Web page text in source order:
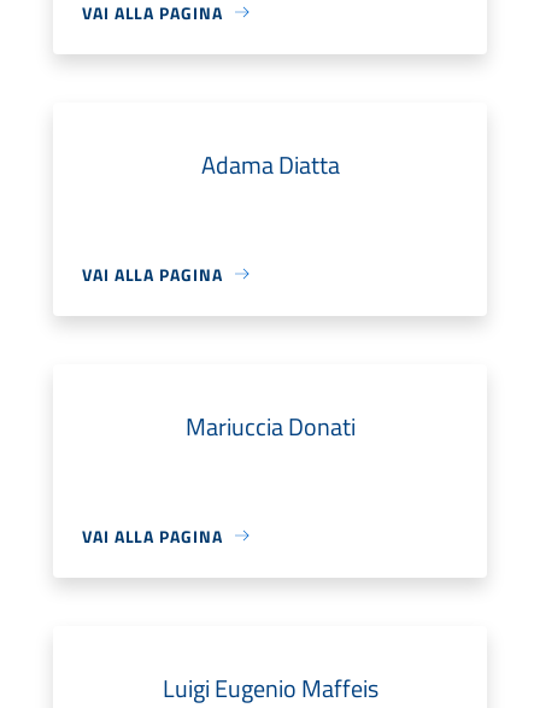
VAI ALLA PAGINA
Adama Diatta
VAI ALLA PAGINA
Mariuccia Donati
VAI ALLA PAGINA
Luigi Eugenio Maffeis